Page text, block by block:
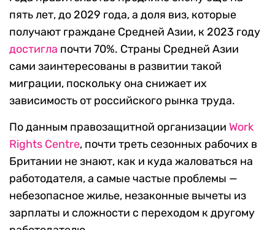
пять лет, до 2029 года, а доля виз, которые
получают граждане Средней Азии, к 2023 году
достигла почти 70%. Страны Средней Азии
сами заинтересованы в развитии такой
миграции, поскольку она снижает их
зависимость от российского рынка труда.
По данным правозащитной организации Work
Rights Centre, почти треть сезонных рабочих в
Британии не знают, как и куда жаловаться на
работодателя, а самые частые проблемы —
небезопасное жилье, незаконные вычеты из
зарплаты и сложности с переходом к другому